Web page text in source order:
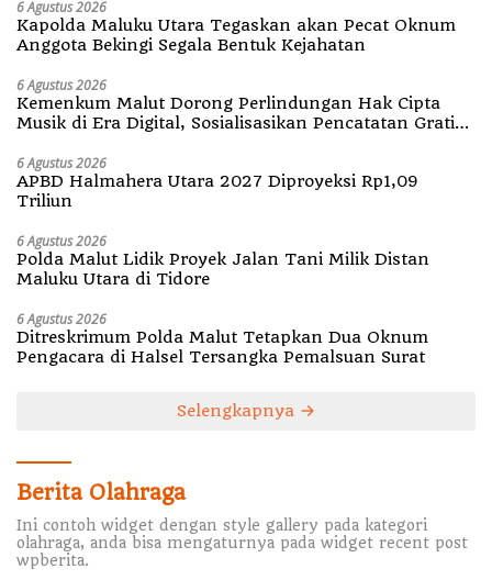
6 Agustus 2026
Kapolda Maluku Utara Tegaskan akan Pecat Oknum
Anggota Bekingi Segala Bentuk Kejahatan
6 Agustus 2026
Kemenkum Malut Dorong Perlindungan Hak Cipta
Musik di Era Digital, Sosialisasikan Pencatatan Gratis
6 Agustus 2026
APBD Halmahera Utara 2027 Diproyeksi Rp1,09
Triliun
6 Agustus 2026
Polda Malut Lidik Proyek Jalan Tani Milik Distan
Maluku Utara di Tidore
6 Agustus 2026
Ditreskrimum Polda Malut Tetapkan Dua Oknum
Pengacara di Halsel Tersangka Pemalsuan Surat
Selengkapnya
Berita Olahraga
Ini contoh widget dengan style gallery pada kategori
olahraga, anda bisa mengaturnya pada widget recent post
wpberita.